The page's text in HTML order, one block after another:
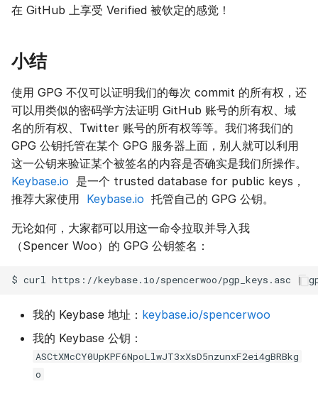
在 GitHub 上享受 Verified 被钦定的感觉！
小结
使用 GPG 不仅可以证明我们的每次 commit 的所有权，还
可以用类似的密码学方法证明 GitHub 账号的所有权、域
名的所有权、Twitter 账号的所有权等等。我们将我们的
GPG 公钥托管在某个 GPG 服务器上面，别人就可以利用
这一公钥来验证某个被签名的内容是否确实是我们所操作。
Keybase.io 是一个 trusted database for public keys，
推荐大家使用 Keybase.io 托管自己的 GPG 公钥。
无论如何，大家都可以用这一命令拉取并导入我
（Spencer Woo）的 GPG 公钥签名：
$ curl https://keybase.io/spencerwoo/pgp_keys.asc |
我的 Keybase 地址： keybase.io/spencerwoo
我的 Keybase 公钥：
ASCtXMcCY0UpKPF6NpoLlwJT3xXsD5nzunxF2ei4gBRBkg
o